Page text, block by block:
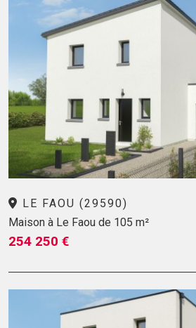
LE FAOU (29590)
Maison à Le Faou de 105 m²
254 250 €